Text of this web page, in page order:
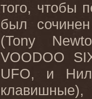
того, чтобы
был
(Tony
VOODOO
UFO, и